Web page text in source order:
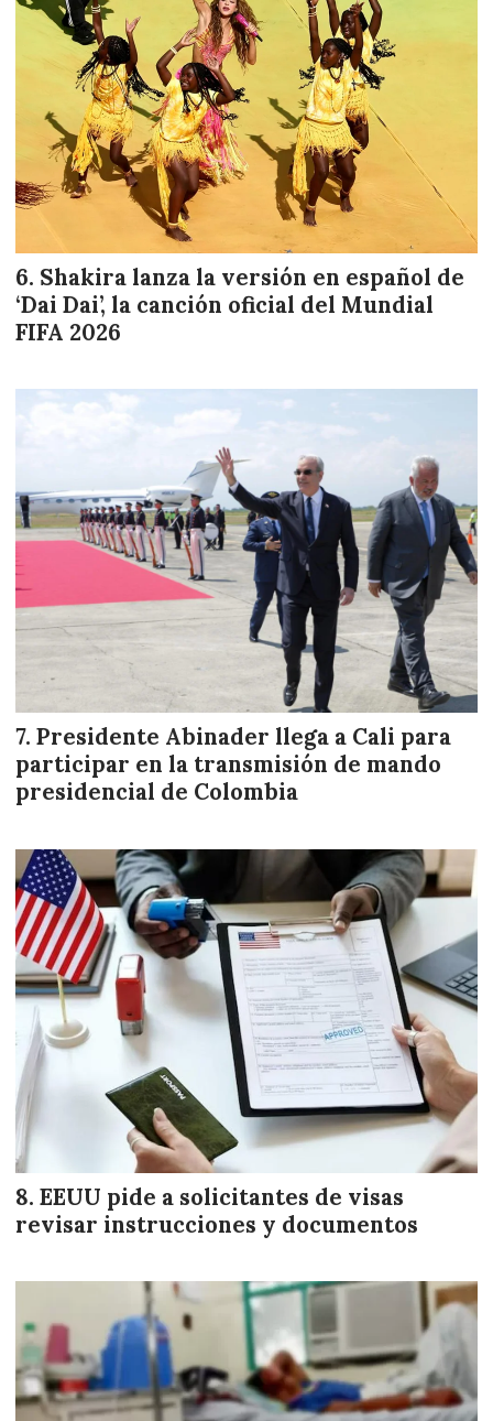
Shakira lanza la versión en español de
‘Dai Dai’, la canción oficial del Mundial
FIFA 2026
Presidente Abinader llega a Cali para
participar en la transmisión de mando
presidencial de Colombia
EEUU pide a solicitantes de visas
revisar instrucciones y documentos